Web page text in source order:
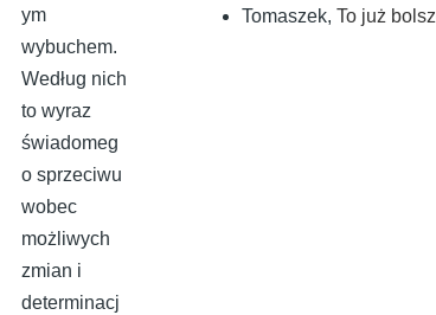
ym
wybuchem.
Według nich
to wyraz
świadomeg
o sprzeciwu
wobec
możliwych
zmian i
determinacj
Tomaszek, To już